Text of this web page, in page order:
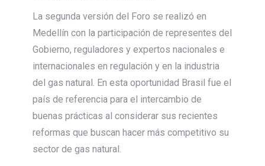
La segunda versión del Foro se realizó en
Medellín con la participación de representes del
Gobierno, reguladores y expertos nacionales e
internacionales en regulación y en la industria
del gas natural. En esta oportunidad Brasil fue el
país de referencia para el intercambio de
buenas prácticas al considerar sus recientes
reformas que buscan hacer más competitivo su
sector de gas natural.